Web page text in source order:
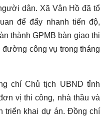
dân. Xã Vân Hồ đã tổ
để đẩy nhanh tiến độ,
thành GPMB bàn giao thi
công vụ trong tháng
chí Chủ tịch UBND tỉnh
vị thi công, nhà thầu và
triển khai dự án. Đồng chí